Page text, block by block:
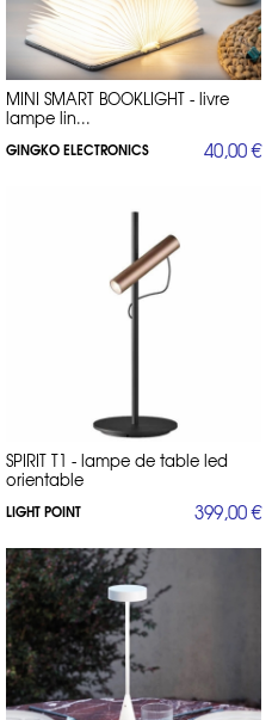
MINI SMART BOOKLIGHT - livre
lampe lin...
GINGKO ELECTRONICS 40,00 €
SPIRIT T1 - lampe de table led
orientable
LIGHT POINT 399,00 €